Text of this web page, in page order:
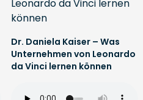
Dr. Daniela Kaiser – Was
Unternehmen von Leonardo
da Vinci lernen können